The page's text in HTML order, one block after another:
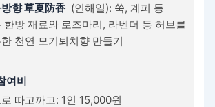
향 草夏防香 (인해일): 쑥, 계피 등
한방 재료와 로즈마리, 라벤더 등 허브를
천연 모기퇴치향 만들기
여비
따고까고: 1인 15,000원